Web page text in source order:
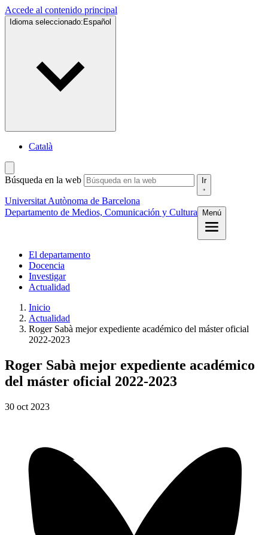
Accede al contenido principal
Idioma seleccionado: Español
Català
Búsqueda en la web Ir
Universitat Autònoma de Barcelona
Departamento de Medios, Comunicación y Cultura
Menú
El departamento
Docencia
Investigar
Actualidad
Inicio
Actualidad
Roger Sabà mejor expediente académico del máster oficial
2022-2023
Roger Sabà mejor expediente académico
del máster oficial 2022-2023
30 oct 2023